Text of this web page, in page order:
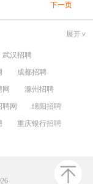
下一页
展开
武汉招聘
成都招聘
网
滁州招聘
聘网
绵阳招聘
重庆银行招聘